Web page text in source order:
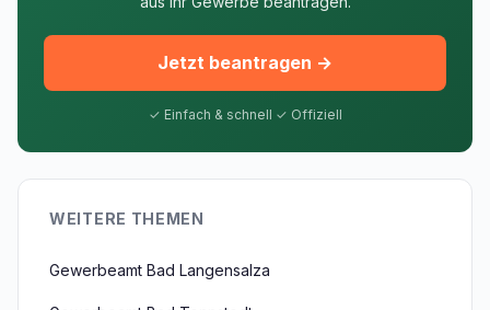
Jetzt beantragen →
✓ Einfach & schnell ✓ Offiziell
WEITERE THEMEN
Gewerbeamt Bad Langensalza